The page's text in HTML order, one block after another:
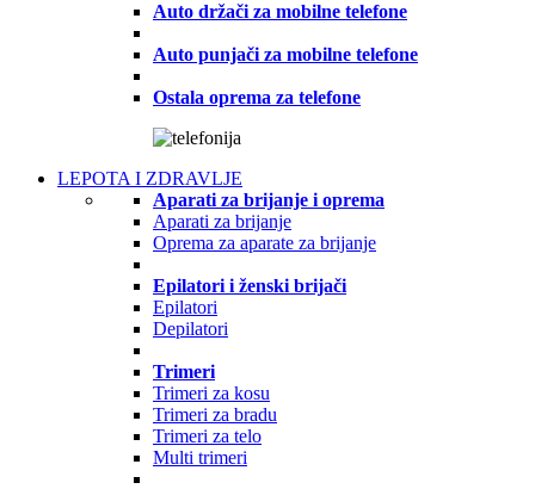
Auto držači za mobilne telefone
Auto punjači za mobilne telefone
Ostala oprema za telefone
LEPOTA I ZDRAVLJE
Aparati za brijanje i oprema
Aparati za brijanje
Oprema za aparate za brijanje
Epilatori i ženski brijači
Epilatori
Depilatori
Trimeri
Trimeri za kosu
Trimeri za bradu
Trimeri za telo
Multi trimeri